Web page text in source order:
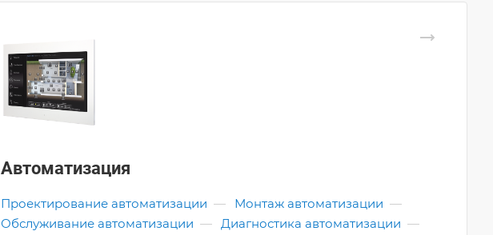
Автоматизация
Проектирование автоматизации — Монтаж автоматизации —
Обслуживание автоматизации — Диагностика автоматизации —